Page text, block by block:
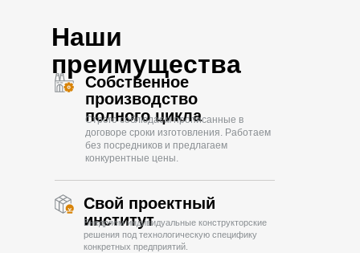
Собственное
производство
полного цикла
Строго соблюдаем прописанные в
договоре сроки изготовления. Работаем
без посредников и предлагаем
конкурентные цены.
Свой проектный
институт
Внедряем индивидуальные конструкторские
решения под технологическую специфику
конкретных предприятий.
Наши
преимущества